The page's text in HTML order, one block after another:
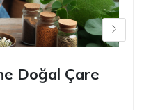
Doğal Çare